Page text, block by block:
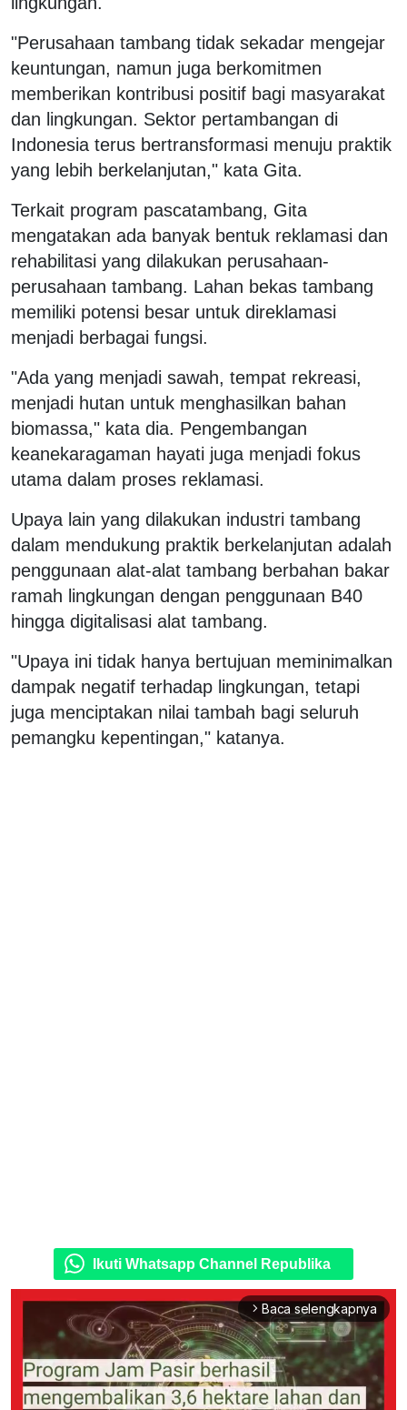
"Perusahaan tambang tidak sekadar mengejar
keuntungan, namun juga berkomitmen
memberikan kontribusi positif bagi masyarakat
dan lingkungan. Sektor pertambangan di
Indonesia terus bertransformasi menuju praktik
yang lebih berkelanjutan," kata Gita.
Terkait program pascatambang, Gita
mengatakan ada banyak bentuk reklamasi dan
rehabilitasi yang dilakukan perusahaan-
perusahaan tambang. Lahan bekas tambang
memiliki potensi besar untuk direklamasi
menjadi berbagai fungsi.
"Ada yang menjadi sawah, tempat rekreasi,
menjadi hutan untuk menghasilkan bahan
biomassa," kata dia. Pengembangan
keanekaragaman hayati juga menjadi fokus
utama dalam proses reklamasi.
Upaya lain yang dilakukan industri tambang
dalam mendukung praktik berkelanjutan adalah
penggunaan alat-alat tambang berbahan bakar
ramah lingkungan dengan penggunaan B40
hingga digitalisasi alat tambang.
"Upaya ini tidak hanya bertujuan meminimalkan
dampak negatif terhadap lingkungan, tetapi
juga menciptakan nilai tambah bagi seluruh
pemangku kepentingan," katanya.
Ikuti Whatsapp Channel Republika
arrow_forward_ios Baca selengkapnya